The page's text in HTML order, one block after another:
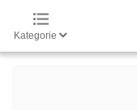
Kategorie